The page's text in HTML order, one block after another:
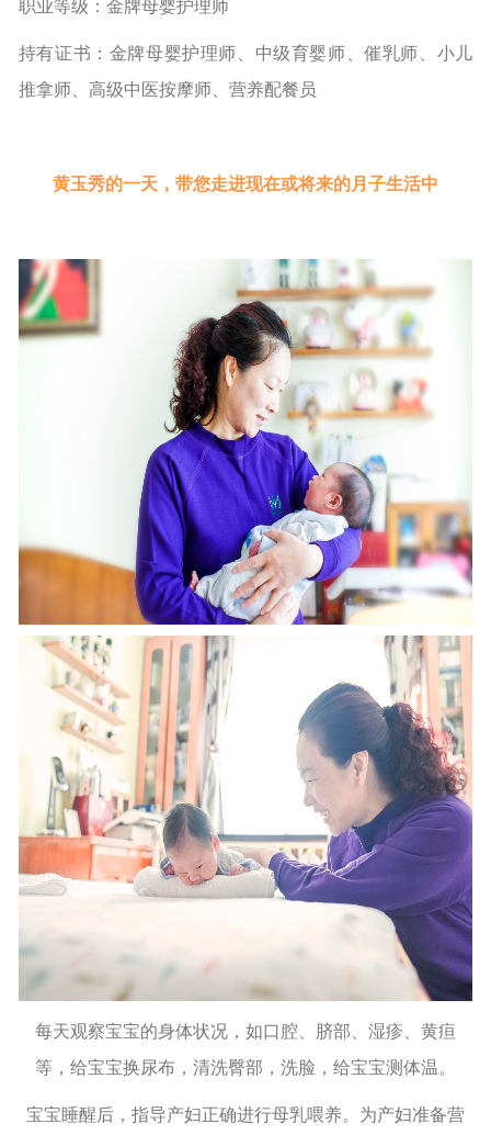
职业等级：金牌母婴护理师
持有证书：金牌母婴护理师、中级育婴师、催乳师、小儿
推拿师、高级中医按摩师、营养配餐员
黄玉秀的一天，带您走进现在或将来的月子生活中
每天观察宝宝的身体状况，如口腔、脐部、湿疹、黄疸
等，给宝宝换尿布，清洗臀部，洗脸，给宝宝测体温。
宝宝睡醒后，指导产妇正确进行母乳喂养。为产妇准备营